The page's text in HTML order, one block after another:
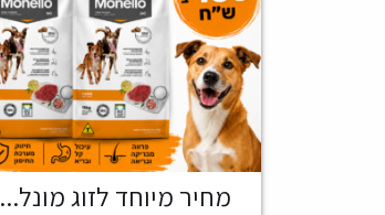
מחיר מיוחד לזוג מונל...